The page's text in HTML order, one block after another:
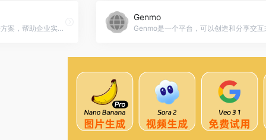
Fracttal是一款智能维护解决方案，帮助企业实现维护操作的全面控制。通过自动化、报告和分析、预测性维护等功能，Fracttal提高了维护操作的效率和可靠性。适用于制造业、医疗保健、食品行业和能源行业等各种场景，Fracttal官网入口网址
Genmo